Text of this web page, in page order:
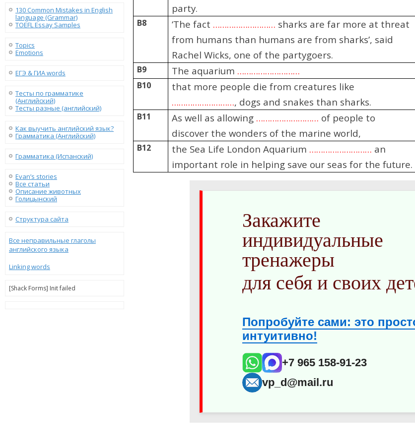
130 Сommon Mistakes in English
language (Grammar)
TOEFL Essay Samples
Topics
Emotions
ЕГЭ & ГИА words
Тесты по грамматике
(Английский)
Тесты разные (английский)
Как выучить английский язык?
Грамматика (Английский)
Грамматика (Испанский)
Evan’s stories
Все статьи
Описание животных
Голицынский
Структура сайта
Все неправильные глаголы
английского языка
Linking words
[Shack Forms] Init failed
party.
B8 ‘The fact ……………………… sharks are far more at threat
from humans than humans are from sharks’, said
Rachel Wicks, one of the partygoers.
B9 The aquarium ………………………
B10
that more people die from creatures like
………………………, dogs and snakes than sharks.
B11 As well as allowing ……………………… of people to
discover the wonders of the marine world,
B12 the Sea Life London Aquarium ……………………… an
important role in helping save our seas for the future.
Закажите
индивидуальные
тренажеры
для себя и своих
Попробуйте сами: это
интуитивно!
+7 965 158-91-23
vp_d@mail.ru